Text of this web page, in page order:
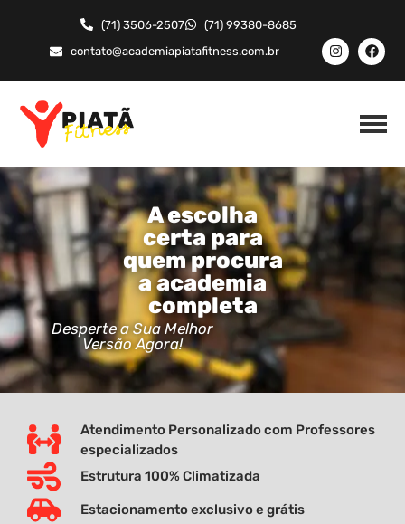
(71) 3506-2507
(71) 99380-8685
contato@academiapiatafitness.com.br
A escolha
certa para
quem procura
a academia
completa
Desperte a Sua Melhor
Versão Agora!
Atendimento Personalizado com Professores
especializados
Estrutura 100% Climatizada
Estacionamento exclusivo e grátis